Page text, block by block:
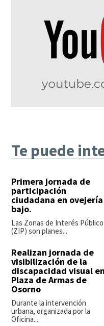
Te puede
Primera jornada de
participación
ciudadana en ovejería
bajo.
Las Zonas de Interés Público
(ZIP) son planes...
Realizan jornada de
visibilización de la
discapacidad visual en
Plaza de Armas de
Osorno
Durante la intervención
urbana, organizada por la
Oficina...